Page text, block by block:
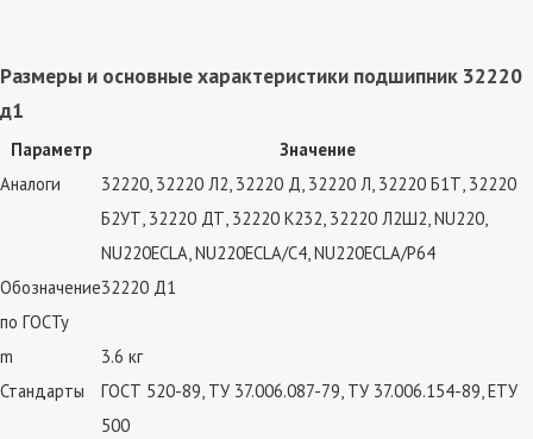
Размеры и основные характеристики подшипник 32220
д1
Параметр
Значение
Аналоги
32220, 32220 Л2, 32220 Д, 32220 Л, 32220 Б1Т, 32220
Б2УТ, 32220 ДТ, 32220 К232, 32220 Л2Ш2, NU220,
NU220ECLA, NU220ECLA/C4, NU220ECLA/P64
Обозначение
по ГОСТу
32220 Д1
m
3.6 кг
Стандарты
ГОСТ 520-89, ТУ 37.006.087-79, ТУ 37.006.154-89, ЕТУ
500